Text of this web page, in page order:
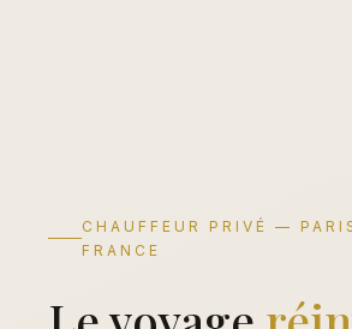
CHAUFFEUR PRIVÉ —
FRANCE